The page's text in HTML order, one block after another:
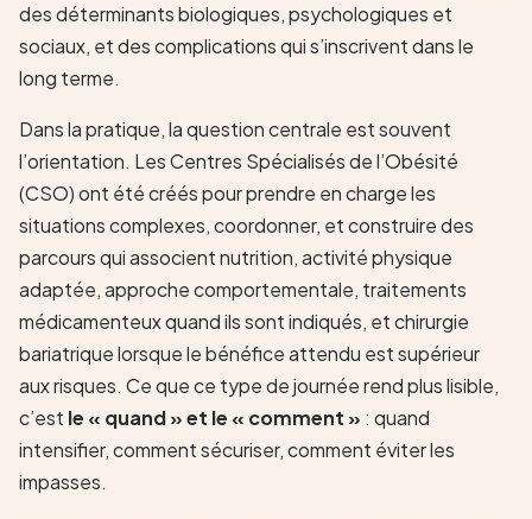
des déterminants biologiques, psychologiques et
sociaux, et des complications qui s’inscrivent dans le
long terme.
Dans la pratique, la question centrale est souvent
l’orientation. Les Centres Spécialisés de l’Obésité
(CSO) ont été créés pour prendre en charge les
situations complexes, coordonner, et construire des
parcours qui associent nutrition, activité physique
adaptée, approche comportementale, traitements
médicamenteux quand ils sont indiqués, et chirurgie
bariatrique lorsque le bénéfice attendu est supérieur
aux risques. Ce que ce type de journée rend plus lisible,
c’est le « quand » et le « comment » : quand
intensifier, comment sécuriser, comment éviter les
impasses.